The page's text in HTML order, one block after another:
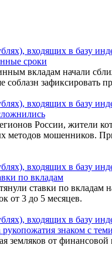
сроки
вкладам начали
зафиксировать
России,
методов мошенников.
по вкладам
ставки по
от 3 до 5 месяцев.
знаком с
земляков от